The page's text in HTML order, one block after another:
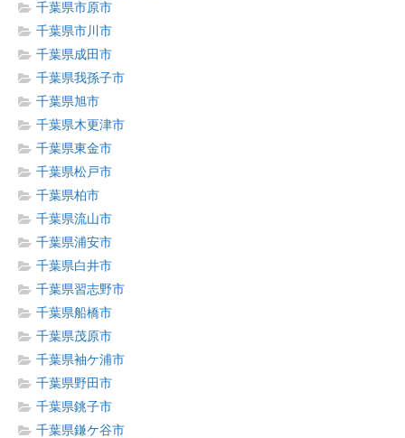
千葉県市原市
千葉県市川市
千葉県成田市
千葉県我孫子市
千葉県旭市
千葉県木更津市
千葉県東金市
千葉県松戸市
千葉県柏市
千葉県流山市
千葉県浦安市
千葉県白井市
千葉県習志野市
千葉県船橋市
千葉県茂原市
千葉県袖ケ浦市
千葉県野田市
千葉県銚子市
千葉県鎌ケ谷市